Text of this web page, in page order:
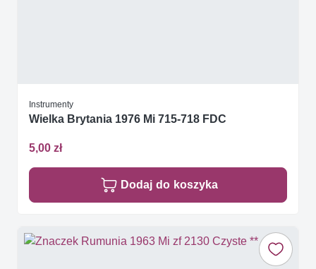
Instrumenty
Wielka Brytania 1976 Mi 715-718 FDC
5,00 zł
Dodaj do koszyka